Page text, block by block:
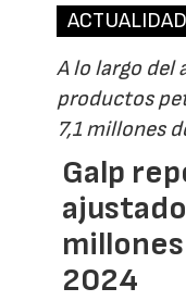
ACTUALIDAD
A lo largo del
productos
7,1 millones
Galp
2024